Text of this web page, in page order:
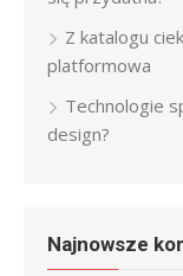
Z katalogu
platformowa
Technologie
design?
Najnowsze